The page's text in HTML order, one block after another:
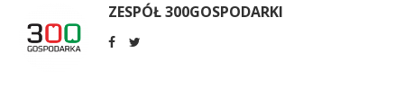
ZESPÓŁ 300GOSPODARKI